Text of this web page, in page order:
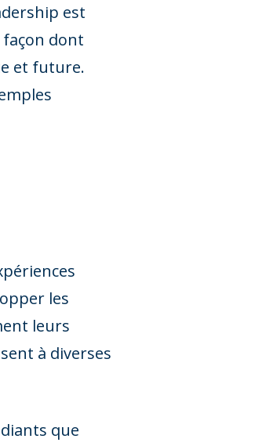
est
façon dont
et future.
les
leurs
à diverses
que